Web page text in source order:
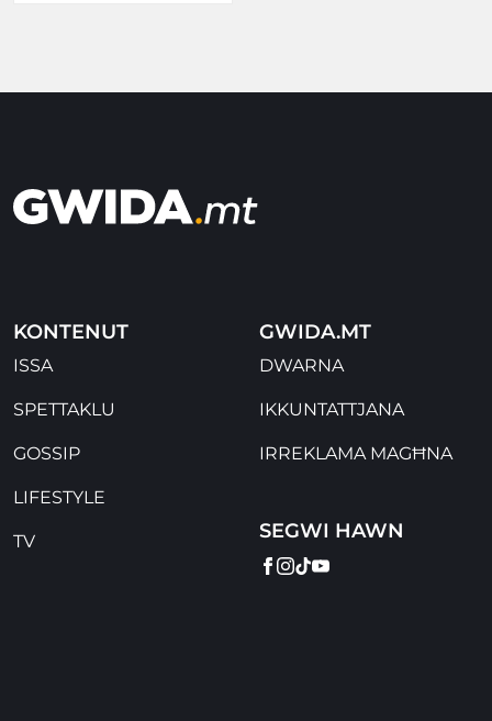
KONTENUT
ISSA
SPETTAKLU
GOSSIP
LIFESTYLE
TV
GWIDA.MT
DWARNA
IKKUNTATTJANA
IRREKLAMA MAGĦNA
SEGWI HAWN
FACEBOOK
INSTAGRAM
TIKTOK
YOUTUBE